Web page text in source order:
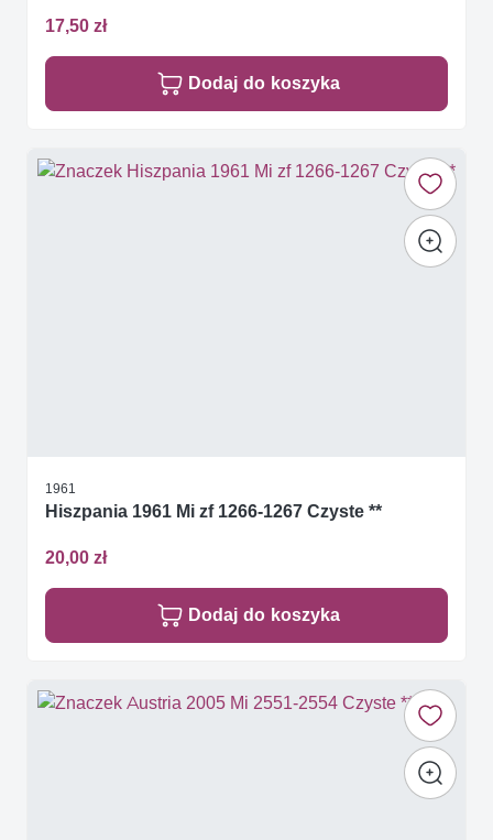
17,50 zł
Dodaj do koszyka
1961
Hiszpania 1961 Mi zf 1266-1267 Czyste **
20,00 zł
Dodaj do koszyka